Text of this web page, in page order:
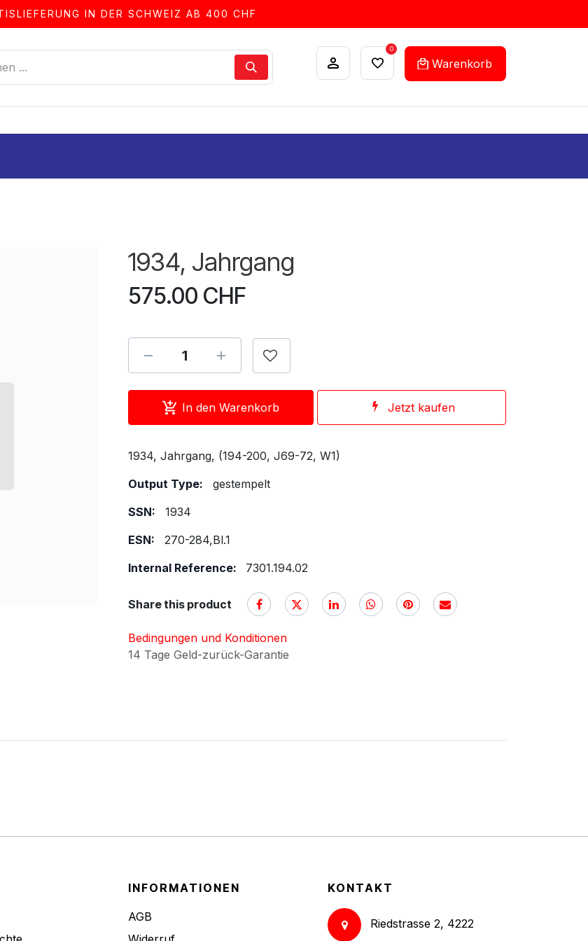
IN DER SCHWEIZ AB 400 CHF
0
Warenkorb
1934, Jahrgang
575.00 CHF
In den Warenkorb Jetzt kaufen
1934, Jahrgang, (194-200, J69-72, W1)
Output Type:
gestempelt
SSN:
1934
ESN:
270-284,Bl.1
Internal Reference:
7301.194.02
Share this product
Bedingungen und Konditionen
14 Tage Geld-zurück-Garantie
INFORMATIONEN
AGB
KONTAKT
Riedstrasse 2, 4222